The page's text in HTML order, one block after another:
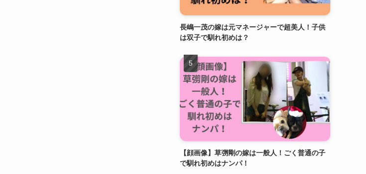
長嶋一茂の嫁は元マネージャーで超美人！子供
は双子で馴れ初めは？
【顔画像】草彅剛の嫁は一般人！ごく普通の子
で馴れ初めはナンパ！